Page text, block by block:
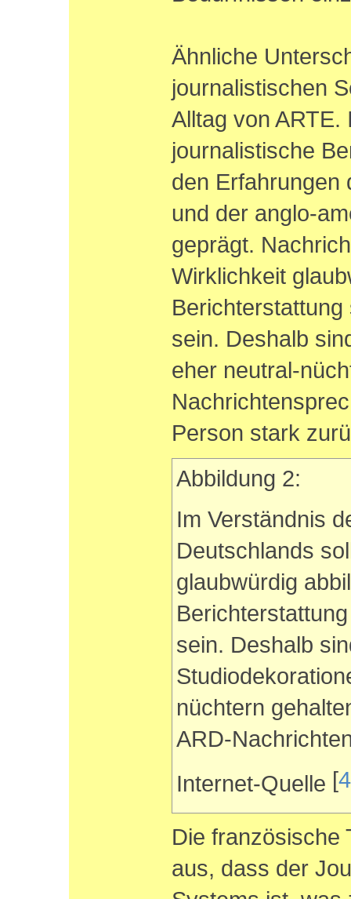
Ähnliche
journalistischen
Alltag von
journalistische
den Erfahrungen
und der anglo-
geprägt.
Wirklichkeit
sein. Deshalb
eher neutral-
Person stark
Abbildung 2:
Im Verständnis
Deutschlands
glaubwürdig
sein. Deshalb
nüchtern
ARD-
Internet-Quelle [4
Die französische
aus, dass der